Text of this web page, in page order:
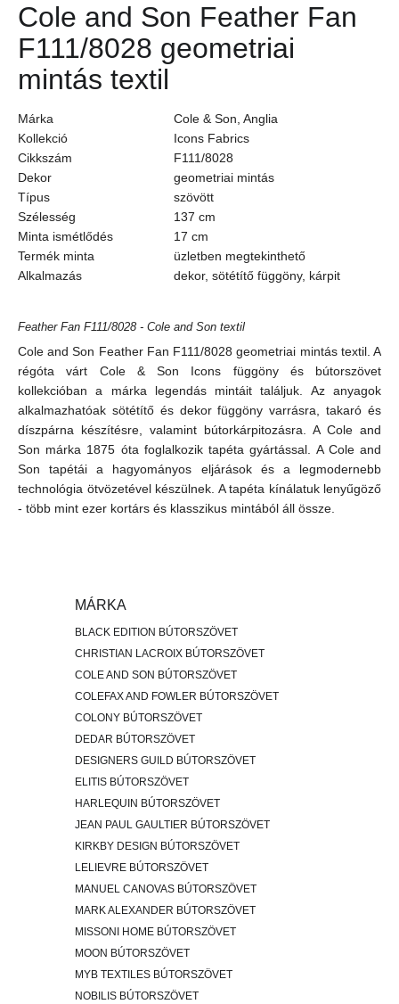
Cole and Son Feather Fan
F111/8028 geometriai
mintás textil
Márka
Cole & Son, Anglia
Kollekció
Icons Fabrics
Cikkszám
F111/8028
Dekor
geometriai mintás
Típus
szövött
Szélesség
137 cm
Minta ismétlődés
17 cm
Termék minta
üzletben megtekinthető
Alkalmazás
dekor, sötétítő függöny, kárpit
Feather Fan F111/8028 - Cole and Son textil
Cole and Son Feather Fan F111/8028 geometriai mintás textil. A
régóta várt Cole & Son Icons függöny és bútorszövet
kollekcióban a márka legendás mintáit találjuk. Az anyagok
alkalmazhatóak sötétítő és dekor függöny varrásra, takaró és
díszpárna készítésre, valamint bútorkárpitozásra. A Cole and
Son márka 1875 óta foglalkozik tapéta gyártással. A Cole and
Son tapétái a hagyományos eljárások és a legmodernebb
technológia ötvözetével készülnek. A tapéta kínálatuk lenyűgöző
- több mint ezer kortárs és klasszikus mintából áll össze.
MÁRKA
BLACK EDITION BÚTORSZÖVET
CHRISTIAN LACROIX BÚTORSZÖVET
COLE AND SON BÚTORSZÖVET
COLEFAX AND FOWLER BÚTORSZÖVET
COLONY BÚTORSZÖVET
DEDAR BÚTORSZÖVET
DESIGNERS GUILD BÚTORSZÖVET
ELITIS BÚTORSZÖVET
HARLEQUIN BÚTORSZÖVET
JEAN PAUL GAULTIER BÚTORSZÖVET
KIRKBY DESIGN BÚTORSZÖVET
LELIEVRE BÚTORSZÖVET
MANUEL CANOVAS BÚTORSZÖVET
MARK ALEXANDER BÚTORSZÖVET
MISSONI HOME BÚTORSZÖVET
MOON BÚTORSZÖVET
MYB TEXTILES BÚTORSZÖVET
NOBILIS BÚTORSZÖVET